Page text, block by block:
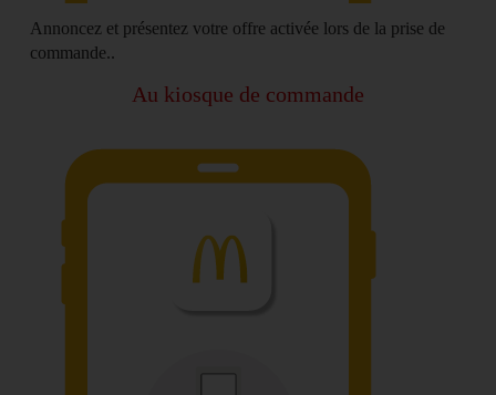
Annoncez et présentez votre offre activée lors de la prise de
commande..
Au kiosque de commande